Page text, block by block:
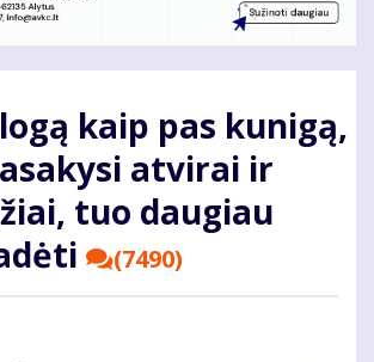
kaip pas kunigą,
atvirai ir
tuo daugiau
(7490)